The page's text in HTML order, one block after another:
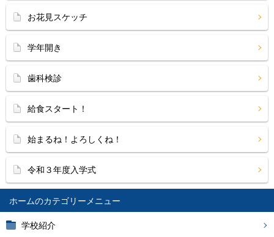
ホーム
学校紹介
お花見スケッチ
学年開き
歯科検診
給食スタート！
始まるね！よろしくね！
令和３年度入学式